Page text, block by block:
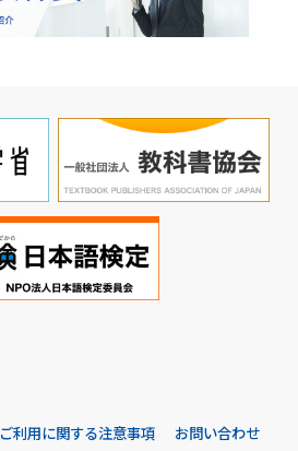
ご利用に関する注意事項
お問い合わせ